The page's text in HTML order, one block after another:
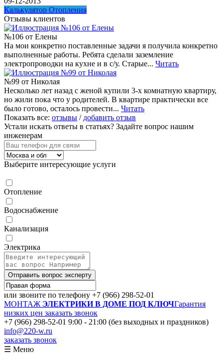
Калькулятор Отопления
Отзывы клиентов
№106 от Елены
На мои конкретно поставленные задачи я получила конкретно
выполненные работы. Ребята сделали заземление
электропроводки на кухне и в с/у. Старые... Читать
№99 от Николая
Несколько лет назад с женой купили 3-х комнатную квартиру,
но жили пока что у родителей. В квартире практически все
было готово, осталось провести... Читать
Показать все: отзывы / добавить отзыв
Устали искать ответы в статьях? Задайте вопрос нашим
инженерам
Выберите интересующие услуги
Отопление
Водоснабжение
Канализация
Электрика
Отправить вопрос эксперту
или звоните по телефону +7 (966) 298-52-01
МОНТАЖ ЭЛЕКТРИКИ В ДОМЕ ПОД КЛЮЧГарантия
низких цен заказать звонок
+7 (966) 298-52-01 9:00 - 21:00 (без выходных и праздников)
info@220-w.ru
заказать звонок
☰ Меню